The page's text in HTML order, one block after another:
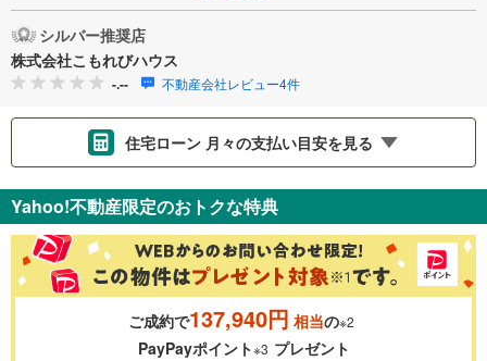
シルバー推奨店
株式会社こもれびハウス
-.-- 不動産会社レビュー4件
住宅ローン 月々の支払い目安を見る
金利 ％
0.01%
Yahoo!不動産限定のおトクな特典
ご成約で137,940円 相当の※2
PayPayポイント※3 プレゼント